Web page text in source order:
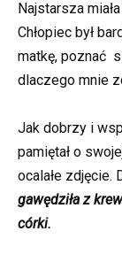
Najstarsza
Chłopiec był
matkę, poznać
dlaczego mnie
Jak dobrzy i
pamiętał o
ocalałe zdjęcie.
gawędziła z
córki.